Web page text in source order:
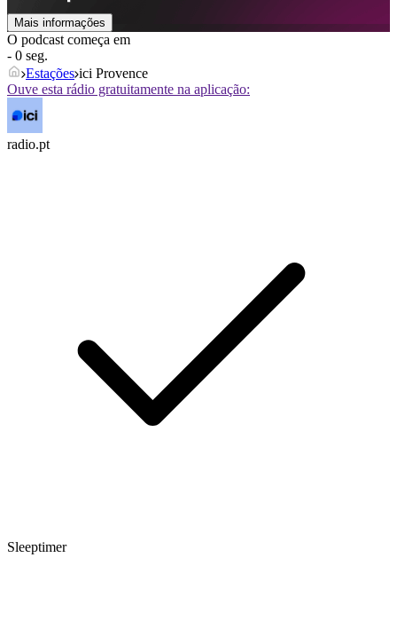
Mais informações
O podcast começa em
- 0 seg.
Estações ici Provence
Ouve esta rádio gratuitamente na aplicação:
radio.pt
Sleeptimer